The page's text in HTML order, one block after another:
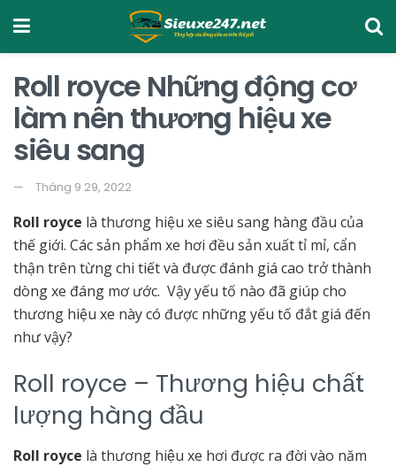
Roll royce Những động cơ
làm nên thương hiệu xe
siêu sang
Tháng 9 29, 2022
Roll royce là thương hiệu xe siêu sang hàng đầu của
thế giới. Các sản phẩm xe hơi đều sản xuất tỉ mỉ, cẩn
thận trên từng chi tiết và được đánh giá cao trở thành
dòng xe đáng mơ ước. Vậy yếu tố nào đã giúp cho
thương hiệu xe này có được những yếu tố đắt giá đến
như vậy?
Roll royce – Thương hiệu chất
lượng hàng đầu
Roll royce là thương hiệu xe hơi được ra đời vào năm